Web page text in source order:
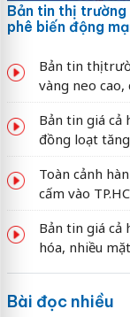
Bản tin thị
phê biến động
Bản tin thị
vàng neo
Bản tin giá cả
đồng loạt
Toàn cảnh
cấm vào
Bản tin giá cả
hóa, nhiều
Bài đọc nhiều